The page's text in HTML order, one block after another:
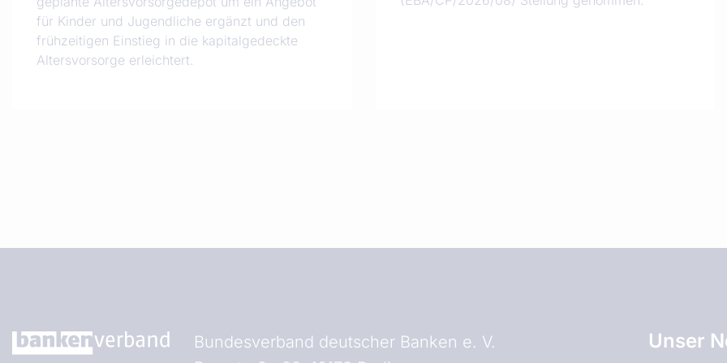
für Kinder und Jugendliche ergänzt und den
frühzeitigen Einstieg in die kapitalgedeckte
Altersvorsorge erleichtert.
Bundesverband deutscher Banken e. V.
Unser